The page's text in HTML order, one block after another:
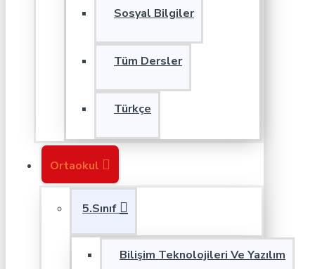
Sosyal Bilgiler
Tüm Dersler
Türkçe
Ortaokul
5.Sınıf
Bilişim Teknolojileri Ve Yazılım